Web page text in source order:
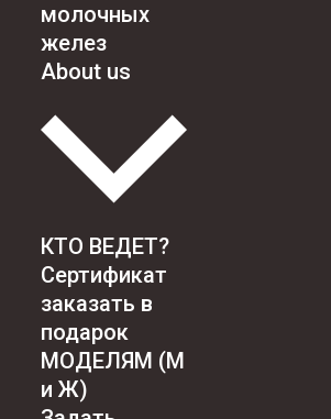
молочных
желез
About us
КТО ВЕДЕТ?
Сертификат
заказать в
подарок
МОДЕЛЯМ (М
и Ж)